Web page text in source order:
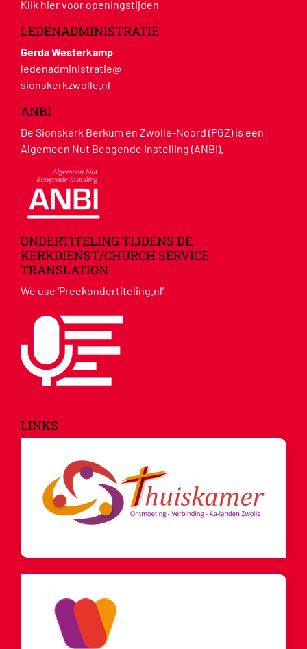
Klik hier voor openingstijden
LEDENADMINISTRATIE
Gerda Westerkamp
ledenadministratie@
sionskerkzwolle.nl
ANBI
De Sionskerk Berkum en Zwolle-Noord (PGZ) is een
Algemeen Nut Beogende Instelling (ANBI).
ONDERTITELING TIJDENS DE
KERKDIENST/CHURCH SERVICE
TRANSLATION
We use ‘Preekondertiteling.nl’
LINKS